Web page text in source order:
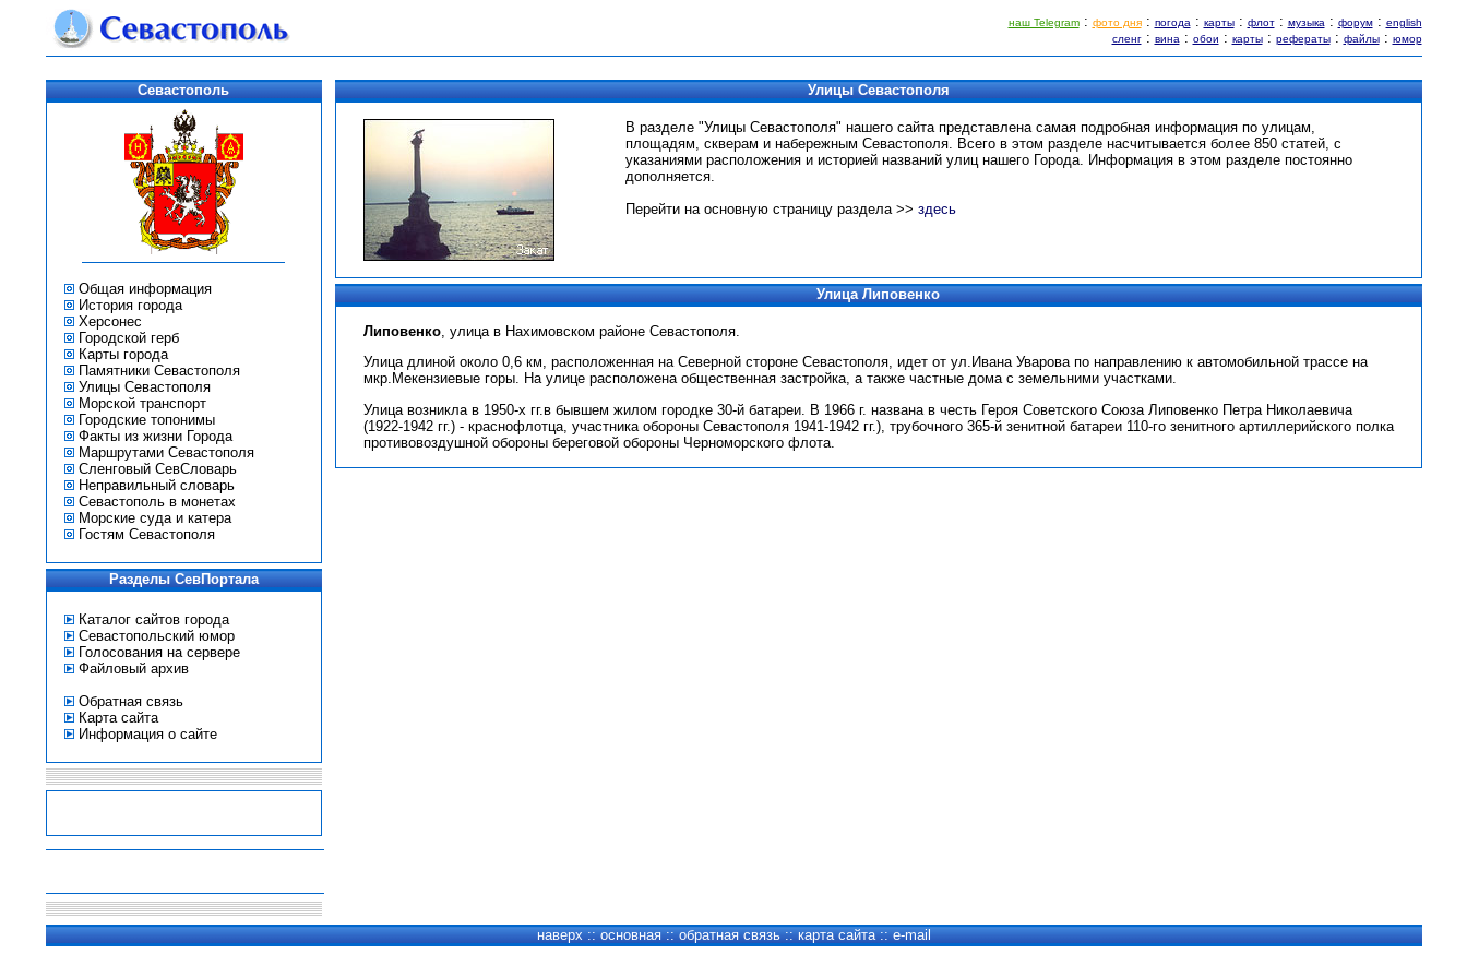
наш Telegram: фото дня: погода: карты: флот: музыка: форум: english
сленг: вина: обои : карты: рефераты: файлы: юмор
Севастополь
Общая информация
История города
Херсонес
Городской герб
Карты города
Памятники Севастополя
Улицы Севастополя
Морской транспорт
Городские топонимы
Факты из жизни Города
Маршрутами Севастополя
Сленговый СевСловарь
Неправильный словарь
Севастополь в монетах
Морские суда и катера
Гостям Севастополя
Разделы СевПортала
Каталог сайтов города
Севастопольский юмор
Голосования на сервере
Файловый архив
Обратная связь
Карта сайта
Информация о сайте
Улицы Севастополя
В разделе "Улицы Севастополя" нашего сайта представлена самая подробная информация по улицам,
площадям, скверам и набережным Севастополя. Всего в этом разделе насчитывается более 850 статей, с
указаниями расположения и историей названий улиц нашего Города. Информация в этом разделе постоянно
дополняется.
Перейти на основную страницу раздела >> здесь
Улица Липовенко
Липовенко, улица в Нахимовском районе Севастополя.
Улица длиной около 0,6 км, расположенная на Северной стороне Севастополя, идет от ул.Ивана Уварова по направлению к автомобильной трассе на
мкр.Мекензиевые горы. На улице расположена общественная застройка, а также частные дома с земельними участками.
Улица возникла в 1950-х гг.в бывшем жилом городке 30-й батареи. В 1966 г. названа в честь Героя Советского Союза Липовенко Петра Николаевича
(1922-1942 гг.) - краснофлотца, участника обороны Севастополя 1941-1942 гг.), трубочного 365-й зенитной батареи 110-го зенитного артиллерийского полка
противовоздушной обороны береговой обороны Черноморского флота.
наверх ::основная ::обратная связь :: карта сайта::e-mail